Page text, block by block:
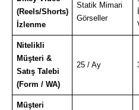
(Reels/Shorts)
İzlenme
Statik Mimari
Görseller
Nitelikli
Müşteri &
Satış Talebi
(Form / WA)
25 / Ay
Müşteri